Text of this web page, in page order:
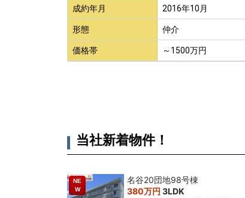
成約年月 2016年10月
形態 仲介
価格帯 ～1500万円
当社新着物件！
NE
W
名谷20団地98号棟
380万円 3LDK